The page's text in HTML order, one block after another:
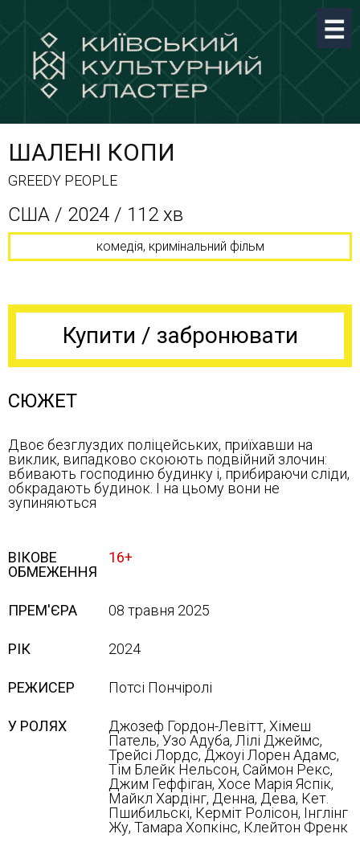
ШАЛЕНІ КОПИ
GREEDY PEOPLE
США / 2024 / 112 хв
комедія, кримінальний фільм
Купити / забронювати
СЮЖЕТ
Двоє безглуздих поліцейських, приїхавши на
виклик, випадково скоюють подвійний злочин:
вбивають господиню будинку і, прибираючи сліди,
обкрадають будинок. І на цьому вони не
зупиняються
ВІКОВЕ
ОБМЕЖЕННЯ
16+
ПРЕМ'ЄРА 08 травня 2025
РІК 2024
РЕЖИСЕР Потсі Пончіролі
У РОЛЯХ
Джозеф Гордон-Левітт, Хімеш
Патель, Узо Адуба, Лілі Джеймс,
Трейсі Лордс, Джоуі Лорен Адамс,
Тім Блейк Нельсон, Саймон Рекс,
Джим Геффіган, Хосе Марія Яспік,
Майкл Хардінг, Денна, Дева, Кет.
Пшибильскі, Керміт Ролісон, Інглінг
Жу, Тамара Хопкінс, Клейтон Френк